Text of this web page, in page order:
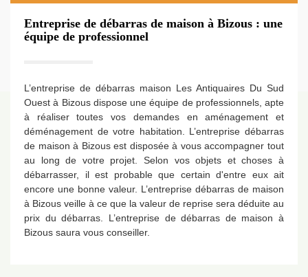
Entreprise de débarras de maison à Bizous : une
équipe de professionnel
L’entreprise de débarras maison Les Antiquaires Du Sud
Ouest à Bizous dispose une équipe de professionnels, apte
à réaliser toutes vos demandes en aménagement et
déménagement de votre habitation. L’entreprise débarras
de maison à Bizous est disposée à vous accompagner tout
au long de votre projet. Selon vos objets et choses à
débarrasser, il est probable que certain d'entre eux ait
encore une bonne valeur. L’entreprise débarras de maison
à Bizous veille à ce que la valeur de reprise sera déduite au
prix du débarras. L’entreprise de débarras de maison à
Bizous saura vous conseiller.